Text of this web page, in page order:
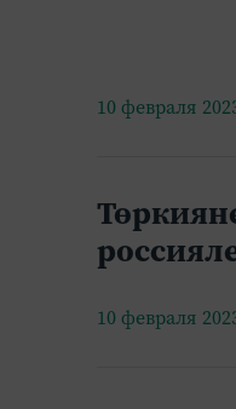
10 февраля
10 февраля